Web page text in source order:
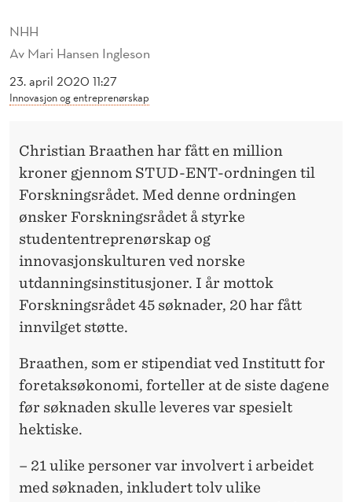
T
P
NHH
Av Mari Hansen Ingleson
23. april 2020 11:27
Innovasjon og entreprenørskap
Christian Braathen har fått en million
kroner gjennom STUD-ENT-ordningen til
Forskningsrådet. Med denne ordningen
ønsker Forskningsrådet å styrke
studententreprenørskap og
innovasjonskulturen ved norske
utdanningsinstitusjoner. I år mottok
Forskningsrådet 45 søknader, 20 har fått
innvilget støtte.
Braathen, som er stipendiat ved Institutt for
foretaksøkonomi, forteller at de siste dagene
før søknaden skulle leveres var spesielt
hektiske.
– 21 ulike personer var involvert i arbeidet
med søknaden, inkludert tolv ulike